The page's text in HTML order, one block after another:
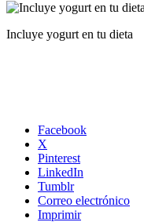
Incluye yogurt en tu dieta
Facebook
X
Pinterest
LinkedIn
Tumblr
Correo electrónico
Imprimir